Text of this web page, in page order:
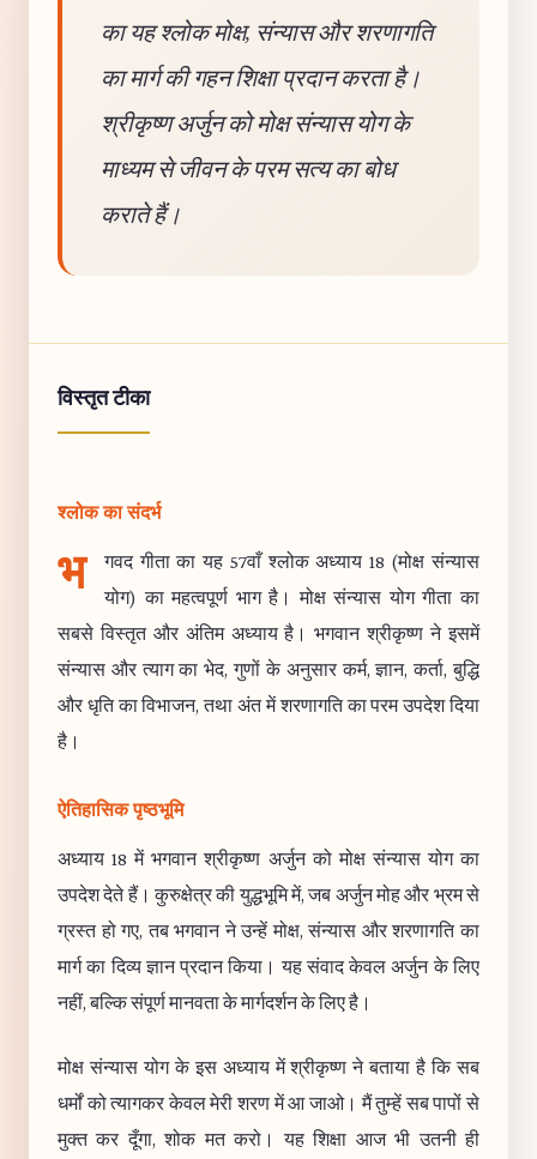
का यह श्लोक मोक्ष, संन्यास और शरणागति
का मार्ग की गहन शिक्षा प्रदान करता है।
श्रीकृष्ण अर्जुन को मोक्ष संन्यास योग के
माध्यम से जीवन के परम सत्य का बोध
कराते हैं।
विस्तृत टीका
श्लोक का संदर्भ
भ
गवद गीता का यह 57वाँ श्लोक अध्याय 18 (मोक्ष संन्यास
योग) का महत्वपूर्ण भाग है। मोक्ष संन्यास योग गीता का
सबसे विस्तृत और अंतिम अध्याय है। भगवान श्रीकृष्ण ने इसमें
संन्यास और त्याग का भेद, गुणों के अनुसार कर्म, ज्ञान, कर्ता, बुद्धि
और धृति का विभाजन, तथा अंत में शरणागति का परम उपदेश दिया
है।
ऐतिहासिक पृष्ठभूमि
अध्याय 18 में भगवान श्रीकृष्ण अर्जुन को मोक्ष संन्यास योग का
उपदेश देते हैं। कुरुक्षेत्र की युद्धभूमि में, जब अर्जुन मोह और भ्रम से
ग्रस्त हो गए, तब भगवान ने उन्हें मोक्ष, संन्यास और शरणागति का
मार्ग का दिव्य ज्ञान प्रदान किया। यह संवाद केवल अर्जुन के लिए
नहीं, बल्कि संपूर्ण मानवता के मार्गदर्शन के लिए है।
मोक्ष संन्यास योग के इस अध्याय में श्रीकृष्ण ने बताया है कि सब
धर्मों को त्यागकर केवल मेरी शरण में आ जाओ। मैं तुम्हें सब पापों से
मुक्त कर दूँगा, शोक मत करो। यह शिक्षा आज भी उतनी ही